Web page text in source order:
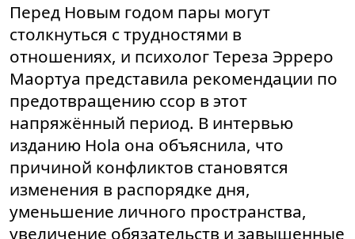
Перед Новым годом пары могут
столкнуться с трудностями в
отношениях, и психолог Тереза ​​Эрреро
Маортуа представила рекомендации по
предотвращению ссор в этот
напряжённый период. В интервью
изданию Hola она объяснила, что
причиной конфликтов становятся
изменения в распорядке дня,
уменьшение личного пространства,
увеличение обязательств и завышенные